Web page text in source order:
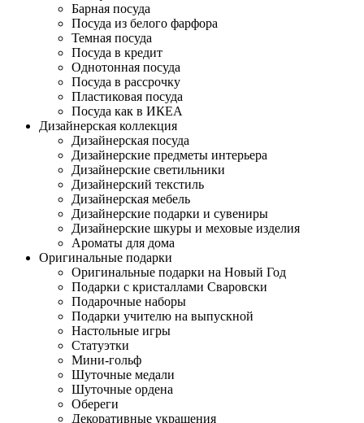
Барная посуда
Посуда из белого фарфора
Темная посуда
Посуда в кредит
Однотонная посуда
Посуда в рассрочку
Пластиковая посуда
Посуда как в ИКЕА
Дизайнерская коллекция
Дизайнерская посуда
Дизайнерские предметы интерьера
Дизайнерские светильники
Дизайнерский текстиль
Дизайнерская мебель
Дизайнерские подарки и сувениры
Дизайнерские шкуры и меховые изделия
Ароматы для дома
Оригинальные подарки
Оригинальные подарки на Новый Год
Подарки с кристаллами Сваровски
Подарочные наборы
Подарки учителю на выпускной
Настольные игры
Статуэтки
Мини-гольф
Шуточные медали
Шуточные ордена
Обереги
Декоративные украшения